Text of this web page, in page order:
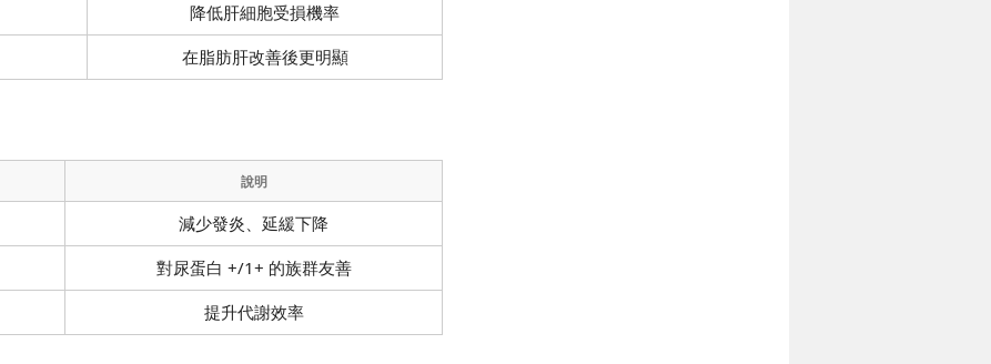
降低肝細胞受損機率
在脂肪肝改善後更明顯
說明
減少發炎、延緩下降
對尿蛋白 +/1+ 的族群友善
提升代謝效率